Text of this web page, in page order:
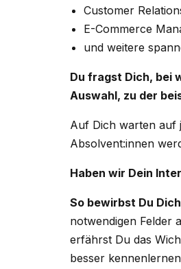
Customer
E-Commerce
und weitere
Du fragst Dich, bei
Auswahl, zu der
Auf Dich warten auf
Absolvent:innen
Haben wir Dein
So bewirbst Du
notwendigen Felder
erfährst Du das
besser